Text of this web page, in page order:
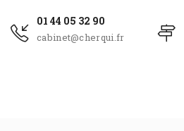
01 44 05 32 90
cabinet@cherqui.fr